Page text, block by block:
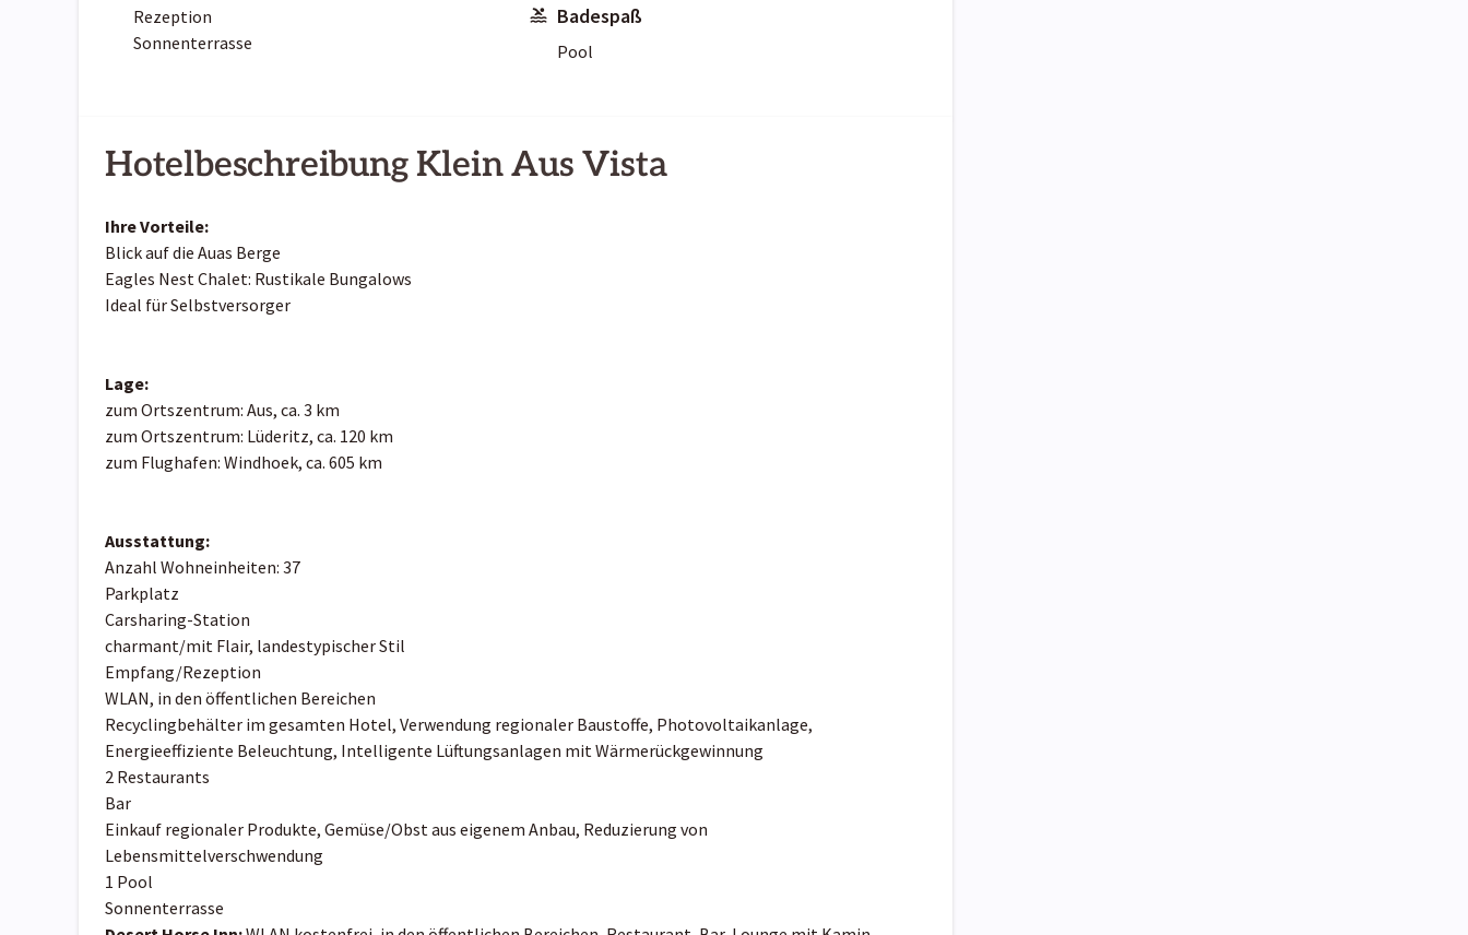
Rezeption
Sonnenterrasse
Badespaß
Pool
Hotelbeschreibung Klein Aus Vista
Ihre Vorteile:
Blick auf die Auas Berge
Eagles Nest Chalet: Rustikale Bungalows
Ideal für Selbstversorger
Lage:
zum Ortszentrum: Aus, ca. 3 km
zum Ortszentrum: Lüderitz, ca. 120 km
zum Flughafen: Windhoek, ca. 605 km
Ausstattung:
Anzahl Wohneinheiten: 37
Parkplatz
Carsharing-Station
charmant/mit Flair, landestypischer Stil
Empfang/Rezeption
WLAN, in den öffentlichen Bereichen
Recyclingbehälter im gesamten Hotel, Verwendung regionaler Baustoffe, Photovoltaikanlage,
Energieeffiziente Beleuchtung, Intelligente Lüftungsanlagen mit Wärmerückgewinnung
2 Restaurants
Bar
Einkauf regionaler Produkte, Gemüse/Obst aus eigenem Anbau, Reduzierung von
Lebensmittelverschwendung
1 Pool
Sonnenterrasse